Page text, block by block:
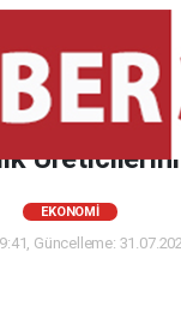
EKONOMİ
Güncelleme: